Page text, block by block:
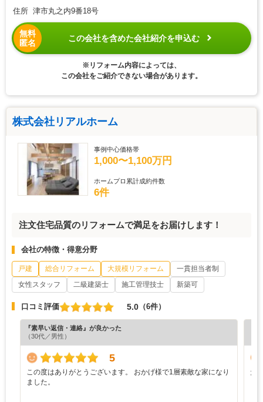
住所 津市丸之内9番18号
無料
匿名
この会社を含めた会社紹介を申込む
※リフォーム内容によっては、
この会社をご紹介できない場合があります。
株式会社リアルホーム
事例中心価格帯
1,000〜1,100万円
ホームプロ累計成約件数
6件
注文住宅品質のリフォームで満足をお届けします！
会社の特徴・得意分野
戸建 総合リフォーム 大規模リフォーム
一貫担当者制
女性スタッフ
二級建築士 施工管理技士 新築可
口コミ評価 5.0 （6件）
『素早い返信・連絡』が良かった
（30代／男性）
5
この度はありがとうございます。 おかげ様で1層素敵な家になり
ました。
た